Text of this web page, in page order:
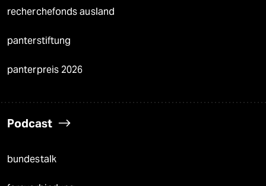
recherchefonds ausland
panterstiftung
panterpreis 2026
Podcast
bundestalk